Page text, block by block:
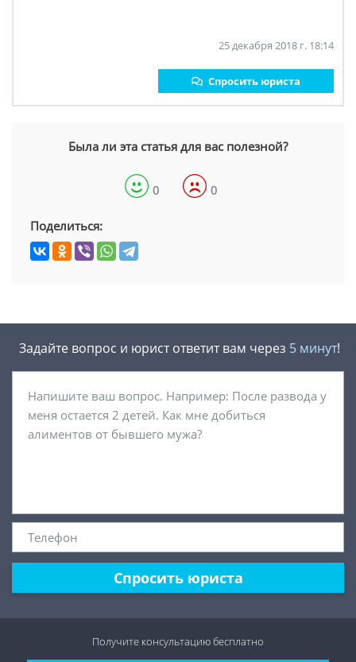
25 декабря 2018 г. 18:14
Спросить юриста
Была ли эта статья для вас полезной?
0 0
Поделиться:
Задайте вопрос и юрист ответит вам через 5 минут!
Спросить юриста
Получите консультациюбесплатно